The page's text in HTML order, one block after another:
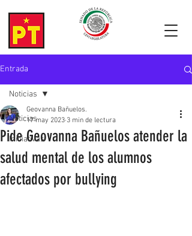
Entrada
Noticias
Iniciativas
Noticias
Pide Geovanna Bañuelos atender la
salud mental de los alumnos
afectados por bullying
Geovanna Bañuelos.
17 may 2023 3 min de lectura